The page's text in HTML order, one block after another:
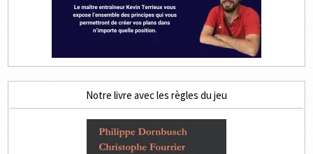
Notre livre avec les règles du jeu